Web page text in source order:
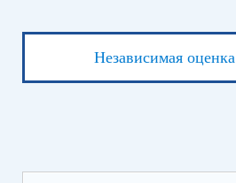
Независимая оценка